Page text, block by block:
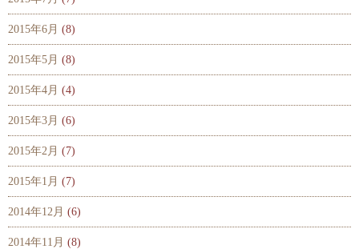
2015年6月 (8)
2015年5月 (8)
2015年4月 (4)
2015年3月 (6)
2015年2月 (7)
2015年1月 (7)
2014年12月 (6)
2014年11月 (8)